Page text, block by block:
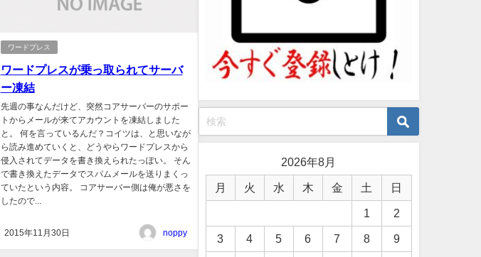
ワードプレス
ワードプレスが乗っ取られてサーバ
ー凍結
先週の事なんだけど、突然コアサーバーのサポー
トからメールが来てアカウントを凍結しました
と。 何を言っているんだ？コイツは、と思いなが
ら読み進めていくと、どうやらワードプレスから
侵入されてデータを書き換えられたっぽい。 そん
で書き換えたデータでスパムメールを送りまくっ
ていたという内容。 コアサーバー側は俺が悪さを
したので...
2015年11月30日 noppy
2026年8月
月 火 水 木 金 土 日
1 2
3 4 5 6 7 8 9